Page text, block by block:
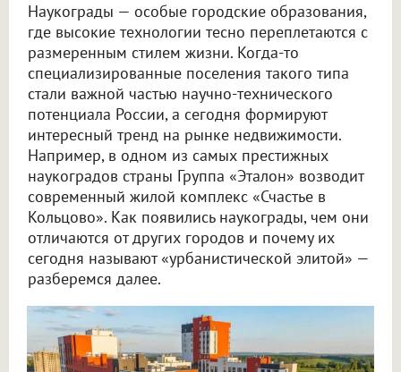
Наукограды — особые городские образования,
где высокие технологии тесно переплетаются с
размеренным стилем жизни. Когда-то
специализированные поселения такого типа
стали важной частью научно-технического
потенциала России, а сегодня формируют
интересный тренд на рынке недвижимости.
Например, в одном из самых престижных
наукоградов страны Группа «Эталон» возводит
современный жилой комплекс «Счастье в
Кольцово». Как появились наукограды, чем они
отличаются от других городов и почему их
сегодня называют «урбанистической элитой» —
разберемся далее.